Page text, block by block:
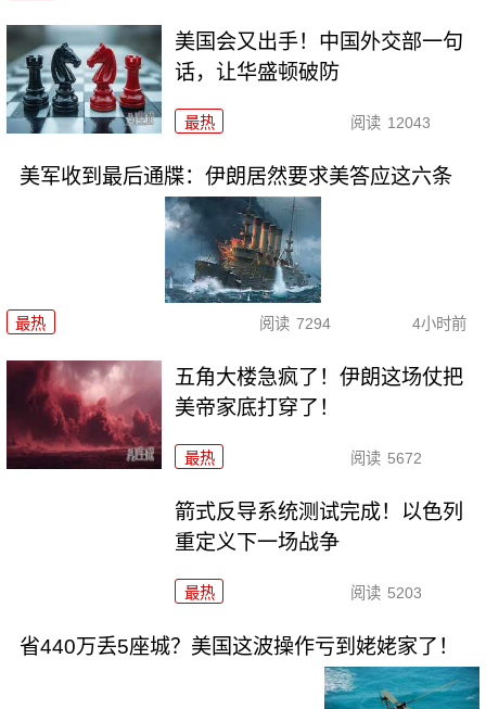
美国会又出手！中国外交部一句
话，让华盛顿破防
最热 阅读 12043
美军收到最后通牒：伊朗居然要求美答应这六条
最热 阅读 7294 4小时前
五角大楼急疯了！伊朗这场仗把
美帝家底打穿了！
最热 阅读 5672
箭式反导系统测试完成！以色列
重定义下一场战争
最热 阅读 5203
省440万丢5座城？美国这波操作亏到姥姥家了！